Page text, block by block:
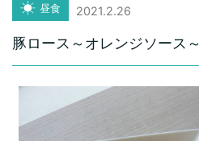
昼食 2021.2.26
豚ロース～オレンジソース～